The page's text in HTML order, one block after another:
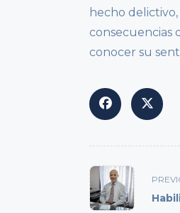
hecho
consecuencias
conocer su
<span
class="nav-
subtitle